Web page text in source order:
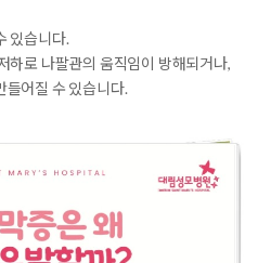
있습니다.
하로 나팔관의 움직임이 방해되거나,
들어질 수 있습니다.